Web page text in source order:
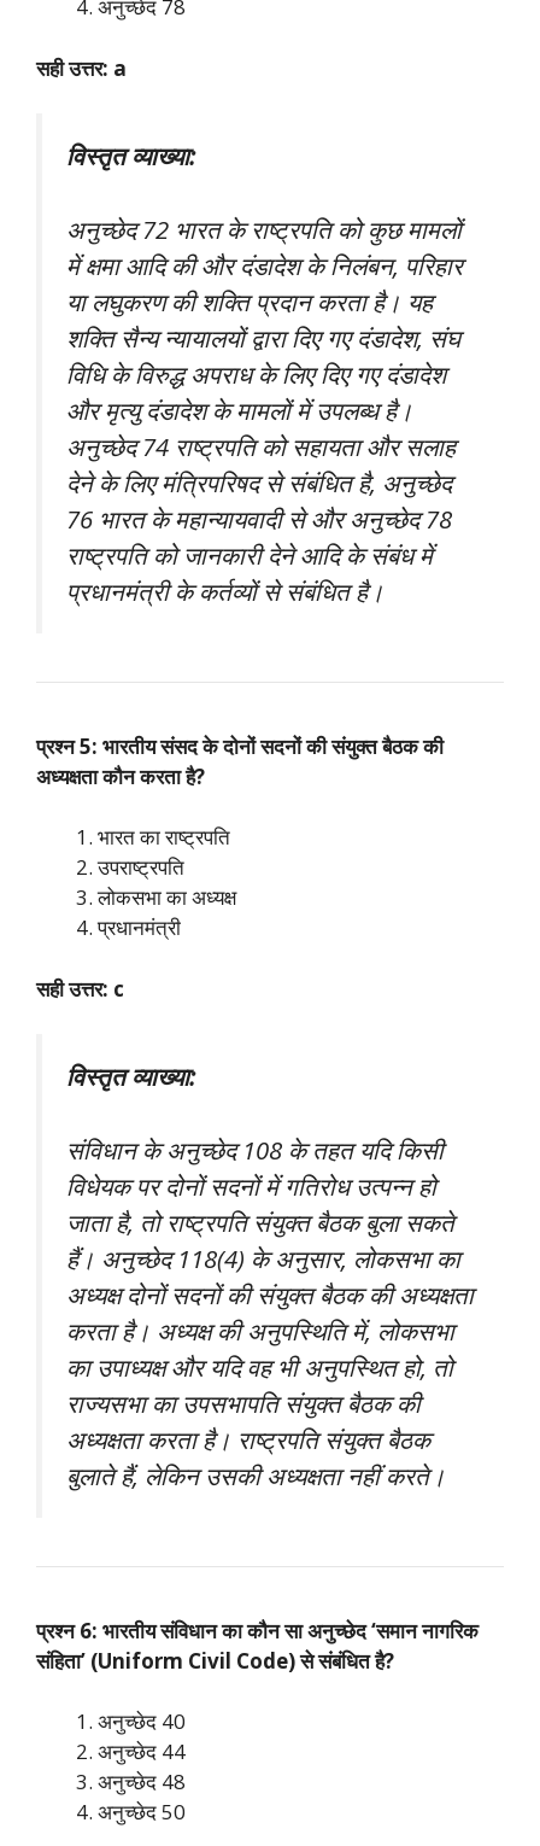
अनुच्छेद 78
सही उत्तर: a
विस्तृत व्याख्या:
अनुच्छेद 72 भारत के राष्ट्रपति को कुछ मामलों
में क्षमा आदि की और दंडादेश के निलंबन, परिहार
या लघुकरण की शक्ति प्रदान करता है। यह
शक्ति सैन्य न्यायालयों द्वारा दिए गए दंडादेश, संघ
विधि के विरुद्ध अपराध के लिए दिए गए दंडादेश
और मृत्यु दंडादेश के मामलों में उपलब्ध है।
अनुच्छेद 74 राष्ट्रपति को सहायता और सलाह
देने के लिए मंत्रिपरिषद से संबंधित है, अनुच्छेद
76 भारत के महान्यायवादी से और अनुच्छेद 78
राष्ट्रपति को जानकारी देने आदि के संबंध में
प्रधानमंत्री के कर्तव्यों से संबंधित है।
प्रश्न 5: भारतीय संसद के दोनों सदनों की संयुक्त बैठक की
अध्यक्षता कौन करता है?
भारत का राष्ट्रपति
उपराष्ट्रपति
लोकसभा का अध्यक्ष
प्रधानमंत्री
सही उत्तर: c
विस्तृत व्याख्या:
संविधान के अनुच्छेद 108 के तहत यदि किसी
विधेयक पर दोनों सदनों में गतिरोध उत्पन्न हो
जाता है, तो राष्ट्रपति संयुक्त बैठक बुला सकते
हैं। अनुच्छेद 118(4) के अनुसार, लोकसभा का
अध्यक्ष दोनों सदनों की संयुक्त बैठक की अध्यक्षता
करता है। अध्यक्ष की अनुपस्थिति में, लोकसभा
का उपाध्यक्ष और यदि वह भी अनुपस्थित हो, तो
राज्यसभा का उपसभापति संयुक्त बैठक की
अध्यक्षता करता है। राष्ट्रपति संयुक्त बैठक
बुलाते हैं, लेकिन उसकी अध्यक्षता नहीं करते।
प्रश्न 6: भारतीय संविधान का कौन सा अनुच्छेद ‘समान नागरिक
संहिता’ (Uniform Civil Code) से संबंधित है?
अनुच्छेद 40
अनुच्छेद 44
अनुच्छेद 48
अनुच्छेद 50